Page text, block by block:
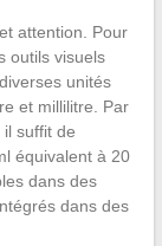
attention. Pour
outils visuels
unités
et millilitre. Par
il suffit de
équivalent à 20
dans des
dans des